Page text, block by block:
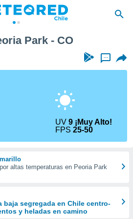
Park - CO
...
UV9 ¡Muy Alto!
FPS25-50
altas temperaturas en Peoria Park
baja segregada en Chile centro-
y heladas en camino